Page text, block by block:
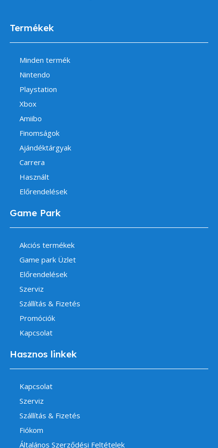
Termékek
Minden termék
Nintendo
Playstation
Xbox
Amiibo
Finomságok
Ajándéktárgyak
Carrera
Használt
Előrendelések
Game Park
Akciós termékek
Game park Üzlet
Előrendelések
Szerviz
Szállítás & Fizetés
Promóciók
Kapcsolat
Hasznos linkek
Kapcsolat
Szerviz
Szállítás & Fizetés
Fiókom
Általános Szerződési Feltételek